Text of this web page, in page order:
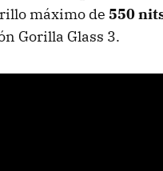
máximo de 550
Gorilla Glass 3.